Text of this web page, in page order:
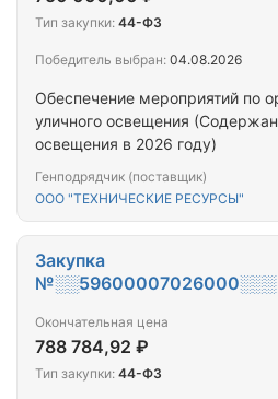
Обеспечение мероприятий по
уличного освещения (Содержание
освещения в 2026 году)
Генподрядчик (поставщик)
ООО "ТЕХНИЧЕСКИЕ РЕСУРСЫ"
Тип закупки: 44-ФЗ
Победитель выбран: 04.08.2026
Закупка
№░░59600007026000░░░
Окончательная цена
788 784,92 ₽
Тип закупки: 44-ФЗ